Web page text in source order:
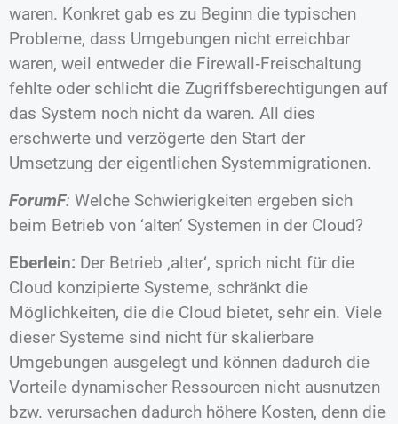
waren. Konkret gab es zu Beginn die typischen
Probleme, dass Umgebungen nicht erreichbar
waren, weil entweder die Firewall‐Freischaltung
fehlte oder schlicht die Zugriffsberechtigungen auf
das System noch nicht da waren. All dies
erschwerte und verzögerte den Start der
Umsetzung der eigentlichen Systemmigrationen.
ForumF: Welche Schwierigkeiten ergeben sich
beim Betrieb von ‘alten’ Systemen in der Cloud?
Eberlein: Der Betrieb ‚alter‘, sprich nicht für die
Cloud konzipierte Systeme, schränkt die
Möglichkeiten, die die Cloud bietet, sehr ein. Viele
dieser Systeme sind nicht für skalierbare
Umgebungen ausgelegt und können dadurch die
Vorteile dynamischer Ressourcen nicht ausnutzen
bzw. verursachen dadurch höhere Kosten, denn die